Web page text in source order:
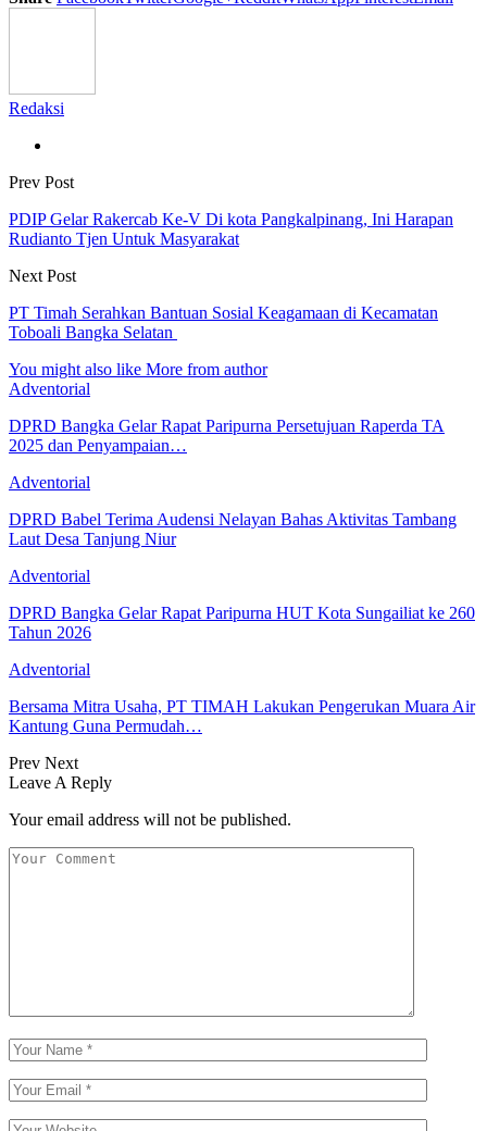
Redaksi
Prev Post
PDIP Gelar Rakercab Ke-V Di kota Pangkalpinang, Ini Harapan
Rudianto Tjen Untuk Masyarakat
Next Post
PT Timah Serahkan Bantuan Sosial Keagamaan di Kecamatan
Toboali Bangka Selatan
You might also like More from author
Adventorial
DPRD Bangka Gelar Rapat Paripurna Persetujuan Raperda TA
2025 dan Penyampaian…
Adventorial
DPRD Babel Terima Audensi Nelayan Bahas Aktivitas Tambang
Laut Desa Tanjung Niur
Adventorial
DPRD Bangka Gelar Rapat Paripurna HUT Kota Sungailiat ke 260
Tahun 2026
Adventorial
Bersama Mitra Usaha, PT TIMAH Lakukan Pengerukan Muara Air
Kantung Guna Permudah…
Prev Next
Leave A Reply
Your email address will not be published.